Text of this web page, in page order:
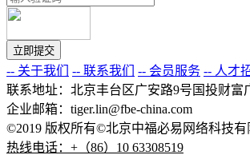
-- 关于我们 -- 联系我们 -- 会员服务 -- 人才
联系地址：北京丰台区广安路9号国投财富
企业邮箱：tiger.lin@fbe-china.com
©2019 版权所有©北京中福必易网络科技有
热线电话：+（86）10 63308519